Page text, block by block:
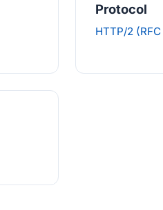
Protocol
HTTP/2 (RFC